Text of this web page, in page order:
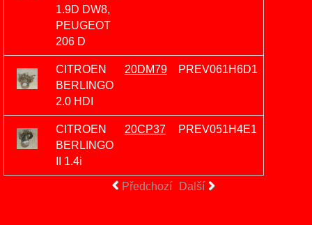
1.9D DW8,
PEUGEOT
206 D
CITROEN
BERLINGO
2.0 HDI
20DM79 PREV061H6D1
CITROEN
BERLINGO
II 1.4i
20CP37 PREV051H4E1
Předchozí Další